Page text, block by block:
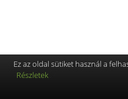
Ez az oldal sütiket használ a
Részletek